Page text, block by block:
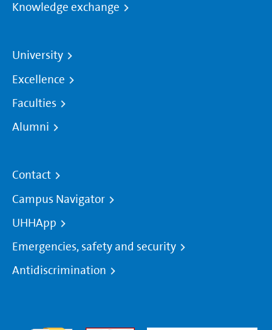
Knowledge exchange
University
Excellence
Faculties
Alumni
Contact
Campus Navigator
UHHApp
Emergencies, safety and security
Antidiscrimination